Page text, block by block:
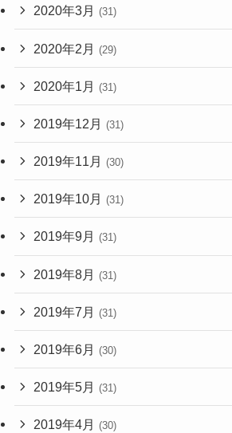
2020年3月 (31)
2020年2月 (29)
2020年1月 (31)
2019年12月 (31)
2019年11月 (30)
2019年10月 (31)
2019年9月 (31)
2019年8月 (31)
2019年7月 (31)
2019年6月 (30)
2019年5月 (31)
2019年4月 (30)